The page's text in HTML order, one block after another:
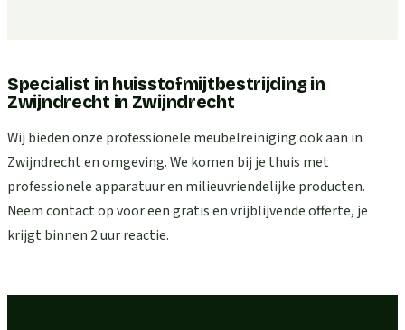
Specialist in huisstofmijtbestrijding in
Zwijndrecht in Zwijndrecht
Wij bieden onze professionele meubelreiniging ook aan in
Zwijndrecht en omgeving. We komen bij je thuis met
professionele apparatuur en milieuvriendelijke producten.
Neem contact op voor een gratis en vrijblijvende offerte, je
krijgt binnen 2 uur reactie.